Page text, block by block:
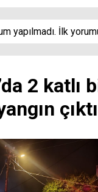
yapılmadı. İlk
2 katlı